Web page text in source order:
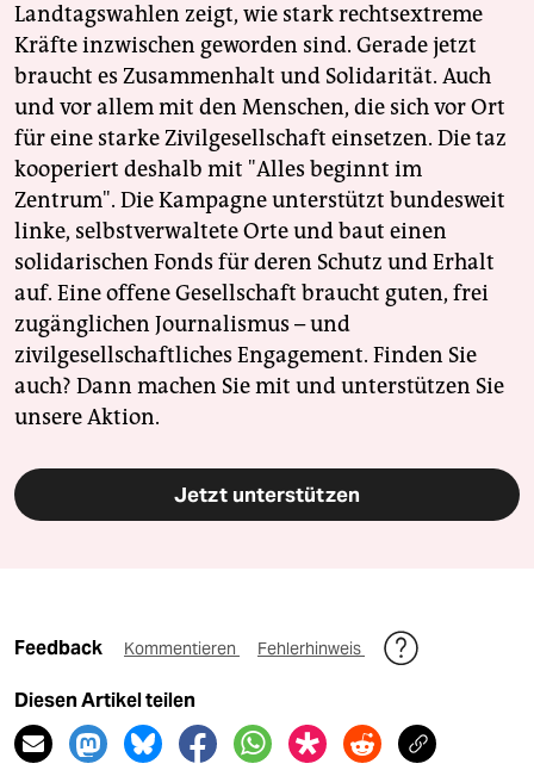
Landtagswahlen zeigt, wie stark rechtsextreme
Kräfte inzwischen geworden sind. Gerade jetzt
braucht es Zusammenhalt und Solidarität. Auch
und vor allem mit den Menschen, die sich vor Ort
für eine starke Zivilgesellschaft einsetzen. Die taz
kooperiert deshalb mit "Alles beginnt im
Zentrum". Die Kampagne unterstützt bundesweit
linke, selbstverwaltete Orte und baut einen
solidarischen Fonds für deren Schutz und Erhalt
auf. Eine offene Gesellschaft braucht guten, frei
zugänglichen Journalismus – und
zivilgesellschaftliches Engagement. Finden Sie
auch? Dann machen Sie mit und unterstützen Sie
unsere Aktion.
Jetzt unterstützen
Feedback Kommentieren Fehlerhinweis
Diesen Artikel teilen